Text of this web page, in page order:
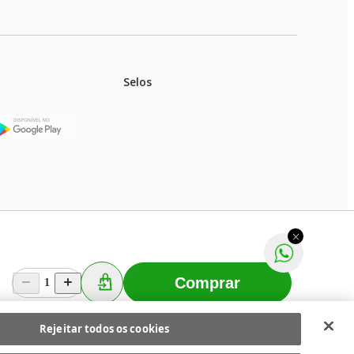
1 Comprar
Selos
na rede de lojas físicas.
prévio. Fast Shop S. A. CNPJ: 43.708.379/0001-
Fast Shop - Todos os direitos reservadosRF
Selecionar os Cookies
Rejeitar todos os cookies